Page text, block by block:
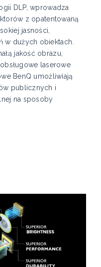
DLP, wprowadza
z opatentowaną
jasności,
w dużych obiektach.
jakość obrazu,
laserowe
BenQ umożliwiają
publicznych i
na sposoby